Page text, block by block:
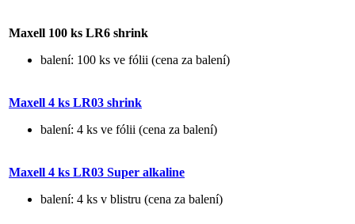
Maxell 100 ks LR6 shrink
balení: 100 ks ve fólii (cena za balení)
Maxell 4 ks LR03 shrink
balení: 4 ks ve fólii (cena za balení)
Maxell 4 ks LR03 Super alkaline
balení: 4 ks v blistru (cena za balení)